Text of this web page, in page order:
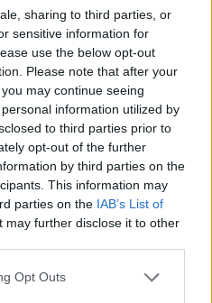
sharing to third parties, or
sensitive information for
use the below opt-out
Please note that after your
may continue seeing
information utilized by
to third parties prior to
opt-out of the further
by third parties on the
This information may
parties on the IAB’s List of
may further disclose it to other
Opt Outs
στη διεθνή συνάντηση
Τέλλιος